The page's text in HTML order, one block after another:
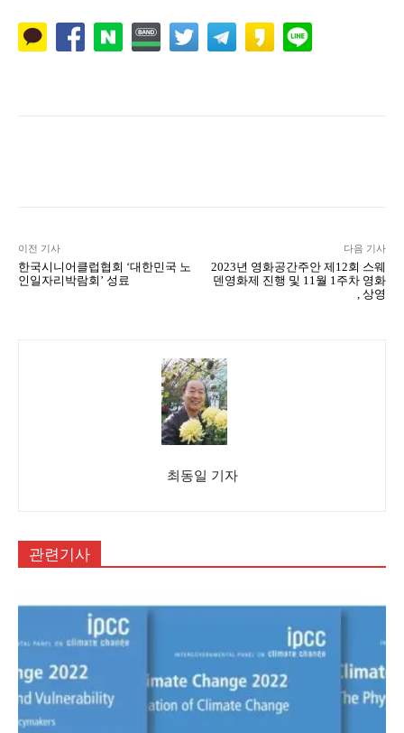
이전 기사
한국시니어클럽협회 ‘대한민국 노
인일자리박람회’ 성료
다음 기사
2023년 영화공간주안 제12회 스웨
덴영화제 진행 및 11월 1주차 영화
, 상영
최동일 기자
관련기사